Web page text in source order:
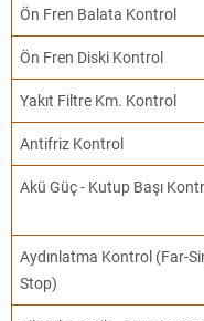
Ön Fren Balata Kontrol
Ön Fren Diski Kontrol
Yakıt Filtre Km. Kontrol
Antifriz Kontrol
Akü Güç - Kutup Başı
Aydınlatma Kontrol (Far-
Stop)